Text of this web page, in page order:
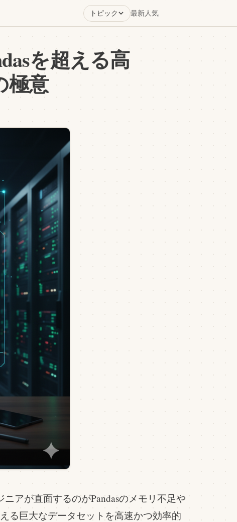
トピック 最新人気
を超える高
極意
アが直面するのがPandasのメモリ不足や
る巨大なデータセットを高速かつ効率的